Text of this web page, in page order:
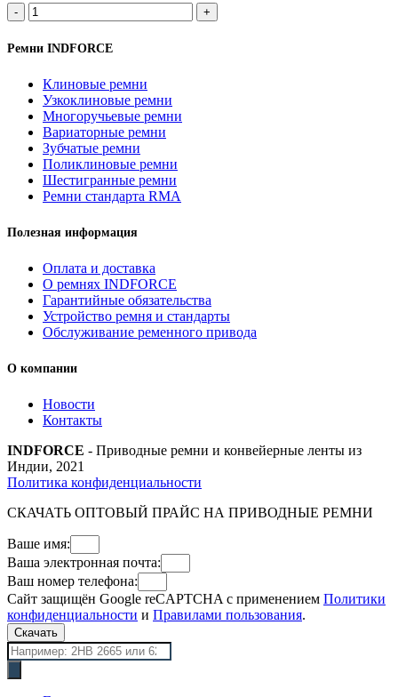
SPA
1000Li/
1045Lp
ремень
INDFORCE
Strongest
quantity
Ремни INDFORCE
Клиновые ремни
Узкоклиновые ремни
Многоручьевые ремни
Вариаторные ремни
Зубчатые ремни
Поликлиновые ремни
Шестигранные ремни
Ремни стандарта RMA
Полезная информация
Оплата и доставка
О ремнях INDFORCE
Гарантийные обязательства
Устройство ремня и стандарты
Обслуживание ременного привода
О компании
Новости
Контакты
INDFORCE - Приводные ремни и конвейерные ленты из
Индии, 2021
Политика конфиденциальности
СКАЧАТЬ ОПТОВЫЙ ПРАЙС НА ПРИВОДНЫЕ РЕМНИ
Ваше имя:
Ваша электронная почта:
Ваш номер телефона:
Сайт защищён Google reCAPTCHA с применением Политики
конфиденциальности и Правилами пользования.
Скачать
Поиск
товаров